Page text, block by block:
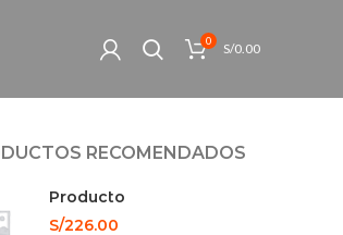
0 S/0.00
RECOMENDADOS
Producto
S/226.00